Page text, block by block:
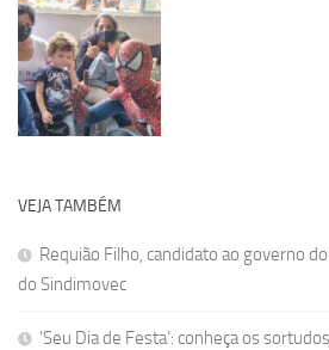
VEJA TAMBÉM
Requião Filho, candidato ao governo
do Sindimovec
‘Seu Dia de Festa’: conheça os